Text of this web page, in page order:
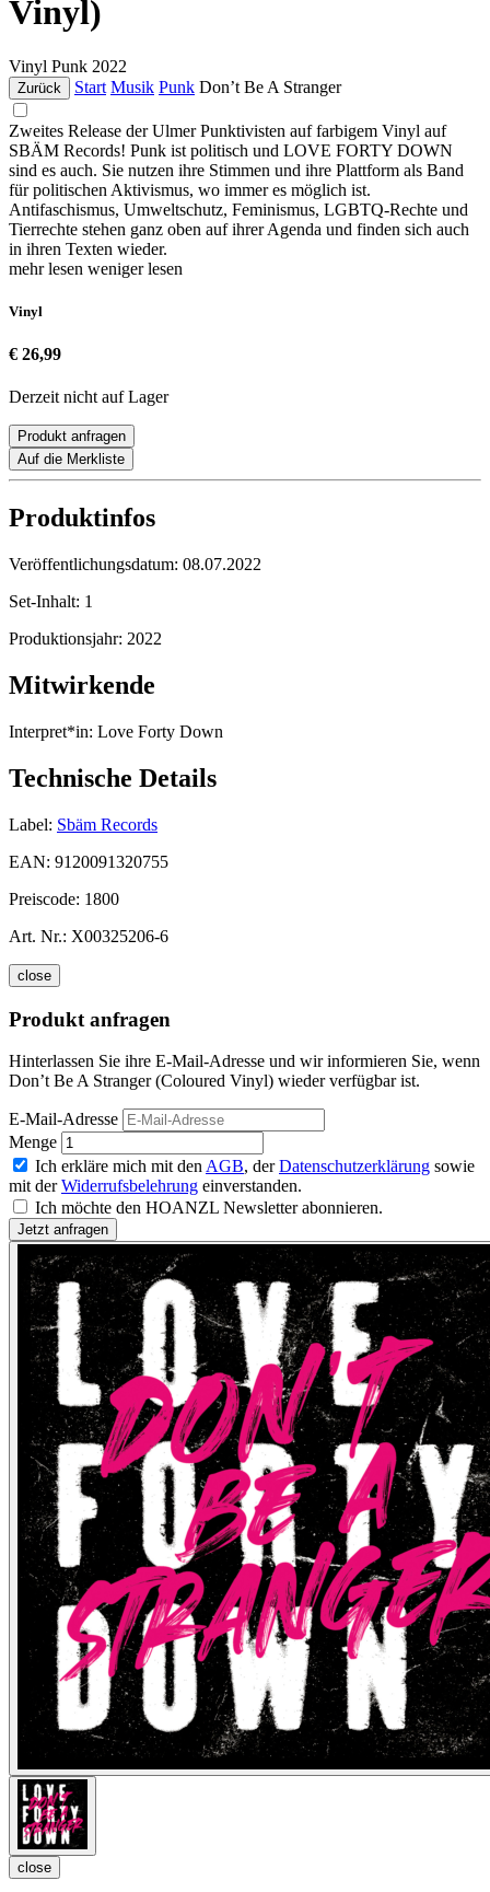
Vinyl)
Vinyl Punk 2022
Zurück Start Musik Punk Don’t Be A Stranger
Zweites Release der Ulmer Punktivisten auf farbigem Vinyl auf
SBÄM Records! Punk ist politisch und LOVE FORTY DOWN
sind es auch. Sie nutzen ihre Stimmen und ihre Plattform als Band
für politischen Aktivismus, wo immer es möglich ist.
Antifaschismus, Umweltschutz, Feminismus, LGBTQ-Rechte und
Tierrechte stehen ganz oben auf ihrer Agenda und finden sich auch
in ihren Texten wieder.
mehr lesen weniger lesen
Vinyl
€ 26,99
Derzeit nicht auf Lager
Produkt anfragen
Auf die Merkliste
Produktinfos
Veröffentlichungsdatum: 08.07.2022
Set-Inhalt: 1
Produktionsjahr: 2022
Mitwirkende
Interpret*in: Love Forty Down
Technische Details
Label: Sbäm Records
EAN: 9120091320755
Preiscode: 1800
Art. Nr.: X00325206-6
close
Produkt anfragen
Hinterlassen Sie ihre E-Mail-Adresse und wir informieren Sie, wenn
Don’t Be A Stranger (Coloured Vinyl) wieder verfügbar ist.
E-Mail-Adresse
Menge
Ich erkläre mich mit den AGB, derDatenschutzerklärung sowie
mit derWiderrufsbelehrung einverstanden.
Ich möchte den HOANZL Newsletter abonnieren.
close